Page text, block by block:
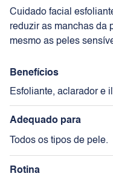
Cuidado facial
reduzir as manchas da
mesmo as peles
Benefícios
Esfoliante, aclarador e
Adequado para
Todos os tipos de pele.
Rotina